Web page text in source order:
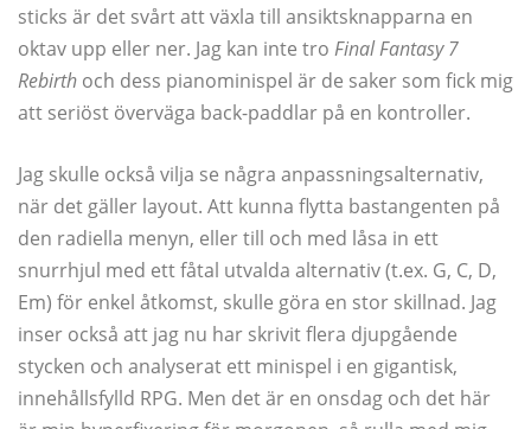
sticks är det svårt att växla till ansiktsknapparna en
oktav upp eller ner. Jag kan inte tro Final Fantasy 7
Rebirth och dess pianominispel är de saker som fick mig
att seriöst överväga back-paddlar på en kontroller.
Jag skulle också vilja se några anpassningsalternativ,
när det gäller layout. Att kunna flytta bastangenten på
den radiella menyn, eller till och med låsa in ett
snurrhjul med ett fåtal utvalda alternativ (t.ex. G, C, D,
Em) för enkel åtkomst, skulle göra en stor skillnad. Jag
inser också att jag nu har skrivit flera djupgående
stycken och analyserat ett minispel i en gigantisk,
innehållsfylld RPG. Men det är en onsdag och det här